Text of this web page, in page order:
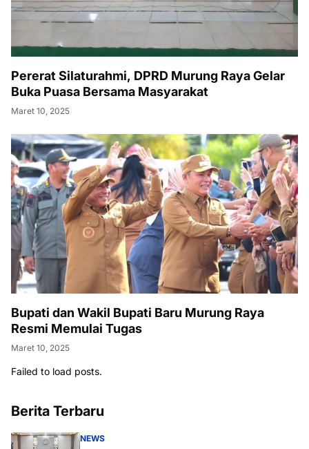
Pererat Silaturahmi, DPRD Murung Raya Gelar
Buka Puasa Bersama Masyarakat
Maret 10, 2025
Bupati dan Wakil Bupati Baru Murung Raya
Resmi Memulai Tugas
Maret 10, 2025
Failed to load posts.
Berita Terbaru
NEWS